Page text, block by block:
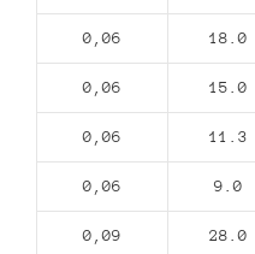
0,06 18.0
0,06 15.0
0,06 11.3
0,06 9.0
0,09 28.0